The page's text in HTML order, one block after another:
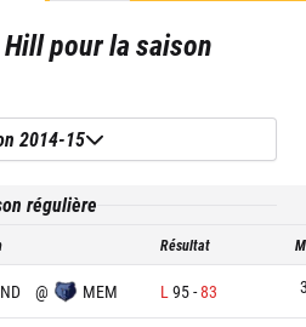
Hillpour la saison
2014-15
régulière
Résultat
@ MEM L 95-83